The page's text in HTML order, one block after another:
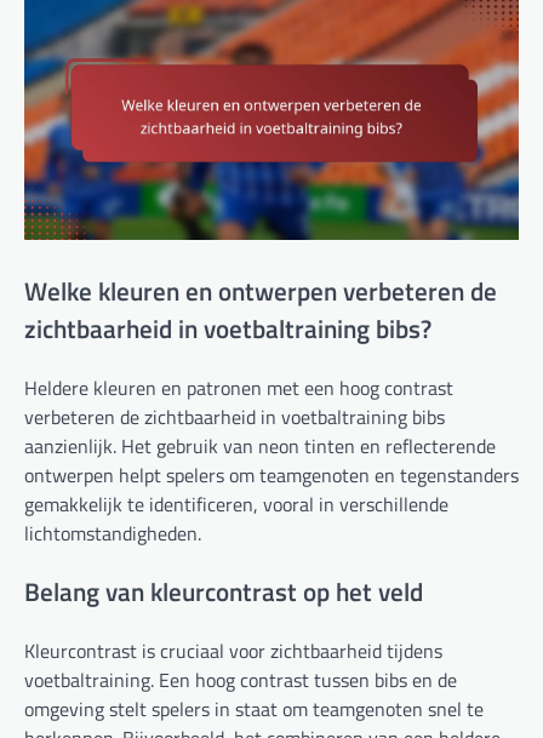
Welke kleuren en ontwerpen verbeteren de
zichtbaarheid in voetbaltraining bibs?
Heldere kleuren en patronen met een hoog contrast
verbeteren de zichtbaarheid in voetbaltraining bibs
aanzienlijk. Het gebruik van neon tinten en reflecterende
ontwerpen helpt spelers om teamgenoten en tegenstanders
gemakkelijk te identificeren, vooral in verschillende
lichtomstandigheden.
Belang van kleurcontrast op het veld
Kleurcontrast is cruciaal voor zichtbaarheid tijdens
voetbaltraining. Een hoog contrast tussen bibs en de
omgeving stelt spelers in staat om teamgenoten snel te